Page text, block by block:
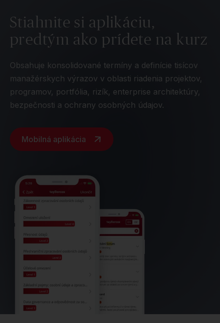
Stiahnite si aplikáciu,
predtým ako prídete na kurz
Obsahuje konsolidované termíny a definície tisícov
manažérskych výrazov v oblasti riadenia projektov,
programov, portfólia, rizík, enterprise architektúry,
bezpečnosti a ochrany osobných údajov.
Mobilná aplikácia